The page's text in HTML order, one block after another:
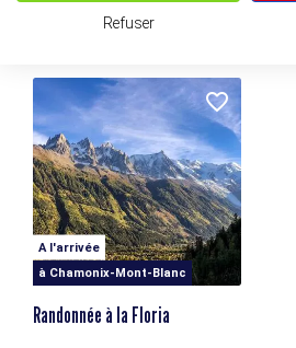
A l'arrivée
à Chamonix-Mont-Blanc
Randonnée à la Floria
Refuser